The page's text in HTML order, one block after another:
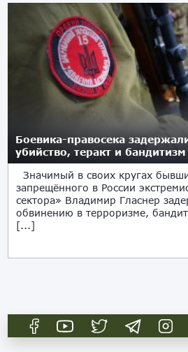
Боевика-правосека
убийство, теракт и бандитизм
Значимый в своих кругах
запрещённого в России
сектора» Владимир Гласнер
обвинению в терроризме,
[...]